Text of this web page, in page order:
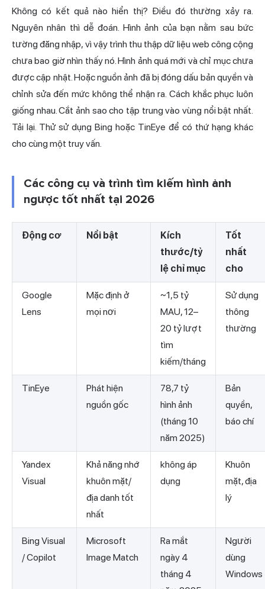
Không có kết quả nào hiển thị? Điều đó thường xảy ra.
Nguyên nhân thì dễ đoán. Hình ảnh của bạn nằm sau bức
tường đăng nhập, vì vậy trình thu thập dữ liệu web công cộng
chưa bao giờ nhìn thấy nó. Hình ảnh quá mới và chỉ mục chưa
được cập nhật. Hoặc nguồn ảnh đã bị đóng dấu bản quyền và
chỉnh sửa đến mức không thể nhận ra. Cách khắc phục luôn
giống nhau. Cắt ảnh sao cho tập trung vào vùng nổi bật nhất.
Tải lại. Thử sử dụng Bing hoặc TinEye để có thứ hạng khác
cho cùng một truy vấn.
Các công cụ và trình tìm kiếm hình ảnh
ngược tốt nhất tại 2026
Động cơ Nổi bật
Kích
thước/tỷ
lệ chỉ mục
Tốt
nhất
cho
Google
Lens
Mặc định ở
mọi nơi
~1,5 tỷ
MAU, 12–
20 tỷ lượt
tìm
kiếm/tháng
Sử dụng
thông
thường
TinEye
Phát hiện
nguồn gốc
78,7 tỷ
hình ảnh
(tháng 10
năm 2025)
Bản
quyền,
báo chí
Yandex
Visual
Khả năng nhớ
khuôn mặt/
địa danh tốt
nhất
không áp
dụng
Khuôn
mặt, địa
lý
Bing Visual
/ Copilot
Microsoft
Image Match
Ra mắt
ngày 4
tháng 4
Người
dùng
Windows